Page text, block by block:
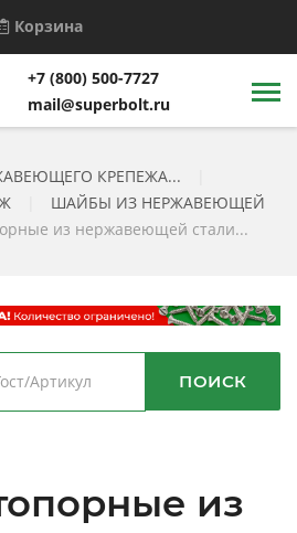
Корзина
+7 (800) 500-7727
mail@superbolt.ru
КРЕПЕЖА...
ШАЙБЫ ИЗ НЕРЖАВЕЮЩЕЙ
из нержавеющей стали...
ПОИСК
из